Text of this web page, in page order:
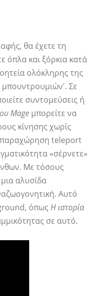
θα έχετε τη
όπλα και ξόρκια κατά
ολόκληρης της
μπουντρουμιών'. Σε
συντομεύσεις ή
Mage μπορείτε να
κίνησης χωρίς
παραχώρηση teleport
«σέρνετε»
Με τόσους
αλυσίδα
Αυτό
όπως Η ιστορία
σε αυτό.